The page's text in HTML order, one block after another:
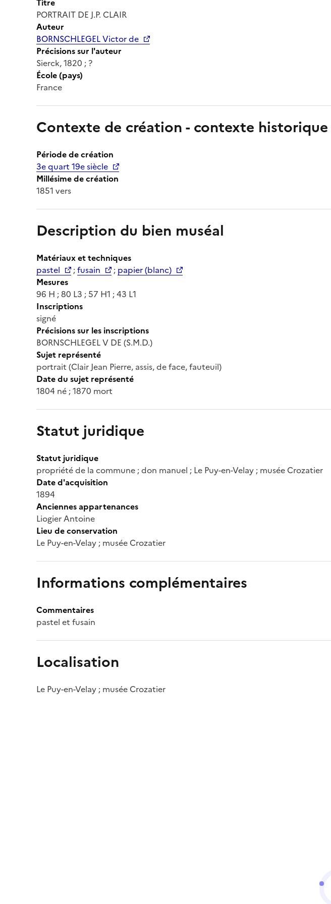
PORTRAIT DE J.P. CLAIR
Auteur
BORNSCHLEGEL Victor de
Précisions sur l'auteur
Sierck, 1820 ; ?
École (pays)
France
Contexte de création - contexte historique
Période de création
3e quart 19e siècle
Millésime de création
1851 vers
Description du bien muséal
Matériaux et techniques
pastel
;fusain ; papier (blanc)
Mesures
96 H ; 80 L3 ; 57 H1 ; 43 L1
Inscriptions
signé
Précisions sur les inscriptions
BORNSCHLEGEL V DE (S.M.D.)
Sujet représenté
portrait (Clair Jean Pierre, assis, de face, fauteuil)
Date du sujet représenté
1804 né ; 1870 mort
Statut juridique
Statut juridique
propriété de la commune ; don manuel ; Le Puy-en-Velay ; musée Crozatier
Date d'acquisition
1894
Anciennes appartenances
Liogier Antoine
Lieu de conservation
Le Puy-en-Velay ; musée Crozatier
Informations complémentaires
Commentaires
pastel et fusain
Localisation
Le Puy-en-Velay ; musée Crozatier